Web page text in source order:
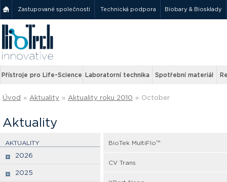
Zastupované společnosti Technická podpora Biobary & Biosklady
Přístroje pro Life-Science Laboratorní technika Spotřební materiál
Úvod » Aktuality » Aktuality roku 2010 » October
Aktuality
AKTUALITY
2026
2025
BioTek MultiFlo™
CV Trans